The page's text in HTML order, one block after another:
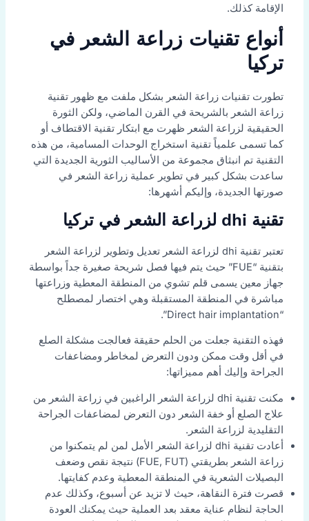
الإقامة كذلك.
أنواع تقنيات زراعة الشعر في
تركيا
تطورت تقنيات زراعة الشعر بشكل ملفت مع ظهور تقنية
زراعة الشعر بالشريحة في القرن الماضي، ولكن الثورة
الحقيقية لزراعة الشعر ظهرت مع ابتكار تقنية الاقتطاف أو
كما تسمى علمياً تقنية استخراج الوحدات المسامية، من هذه
التقنية تم انبثاق مجموعة من الأساليب الثورية الجديدة التي
ساعدت بشكل كبير في تطوير عملية زراعة الشعر في
صورتها الجديدة، وإليكم أشهرها:
تقنية dhi لزراعة الشعر في تركيا
تعتبر تقنية dhi لزراعة الشعر تعديل وتطوير لزراعة الشعر
بتقنية “FUE” حيث يتم فيها فصل شريحة صغيرة جداً بواسطة
جهاز معين يسمى قلم تشوي من المنطقة المعطية وزراعتها
مباشرة في المنطقة المستقبلة وهي اختصار لمصطلح
“Direct hair implantation”.
فهذه التقنية جعلت من الحلم حقيقة فعالجت مشكلة الصلع
في أقل وقت ممكن ودون التعرض لمخاطر ومضاعفات
الجراحة وإليك أهم مميزاتها:
مكنت تقنية dhi لزراعة الشعر الراغبين في زراعة الشعر من
علاج الصلع أو خفة الشعر دون التعرض لمضاعفات الجراحة
التقليدية لزراعة الشعر.
أعادت تقنية dhi لزراعة الشعر الأمل لمن لم يتمكنوا من
زراعة الشعر بطريقتي (FUE, FUT) نتيجة نقص وضعف
البصيلات الشعرية في المنطقة المعطية وعدم كفايتها.
قصرت فترة النقاهة، حيث لا تزيد عن أسبوع، وكذلك عدم
الحاجة لنظام عناية معقد بعد العملية حيث يمكنك العودة